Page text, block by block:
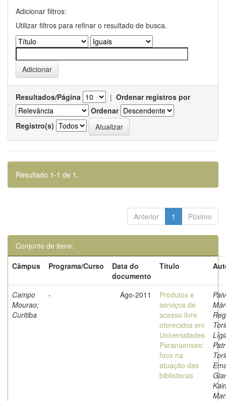
Adicionar filtros:
Utilizar filtros para refinar o resultado de busca.
Resultados/Página | Ordenar registros por
Ordenar
Registro(s)
Resultado 1-1 de 1.
Anterior 1 Póximo
Conjunto de itens:
Câmpus
Programa/Curso
Data do
documento
Título
Campo
Mourao;
Curitiba
- Ago-2011
Produtos e
serviços de
acesso livre
oferecidos em
Universidades
Paranaenses:
foco na
atuação das
bibliotecas